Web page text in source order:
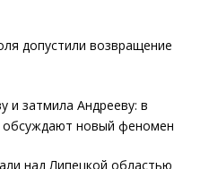
допустили возвращение
и затмила Андрееву: в
новый феномен
над Липецкой областью